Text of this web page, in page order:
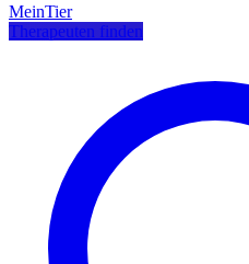
MeinTier
Therapeuten finden